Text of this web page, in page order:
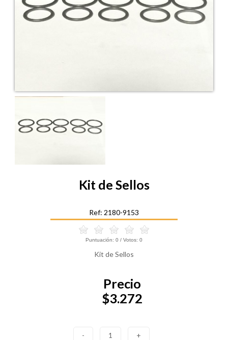
Kit de Sellos
Ref: 2180-9153
Puntuación: 0 / Votos: 0
Kit de Sellos
Precio
$3.272
- 1 +